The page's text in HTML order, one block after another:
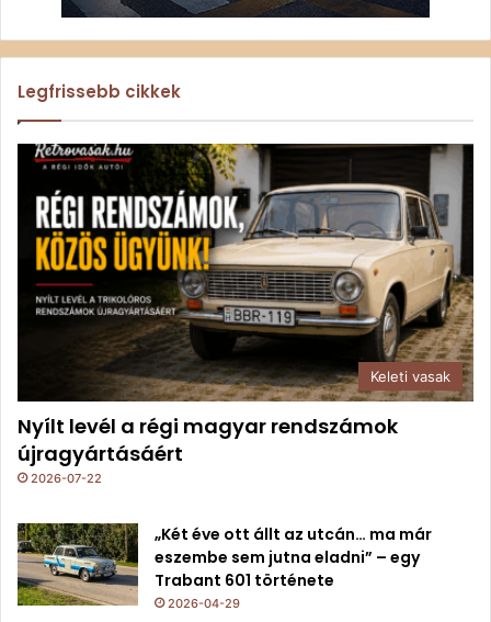
Legfrissebb cikkek
Keleti vasak
Nyílt levél a régi magyar rendszámok
újragyártásáért
2026-07-22
„Két éve ott állt az utcán… ma már
eszembe sem jutna eladni” – egy
Trabant 601 története
2026-04-29